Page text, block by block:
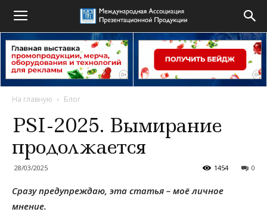
На главную Блог
PSI-2025. Вымирание
продолжается
28/03/2025 0
1454
Сразу предупреждаю, эта статья – моё личное
мнение.